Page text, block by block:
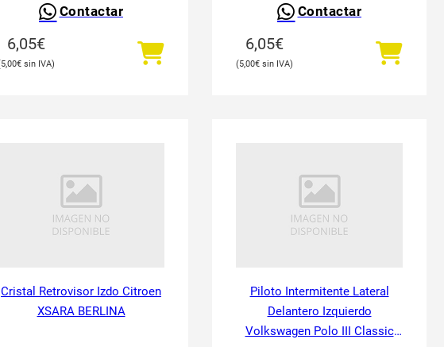
Contactar
6,05€
5,00€
Contactar
6,05€
5,00€
Cristal Retrovisor Izdo Citroen
XSARA BERLINA
Piloto Intermitente Lateral
Delantero Izquierdo
Volkswagen Polo III Classic